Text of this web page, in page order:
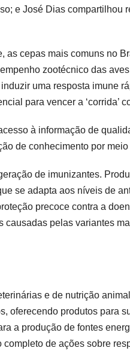
e José Dias compartilhou
as cepas mais comuns no
zootécnico das
uma resposta imune
para vencer a ‘corrida’
à informação de
de conhecimento por meio
de imunizantes.
se adapta aos níveis de
precoce contra a
causadas pelas variantes
e de nutrição
oferecendo produtos para
a produção de fontes
de ações sobre